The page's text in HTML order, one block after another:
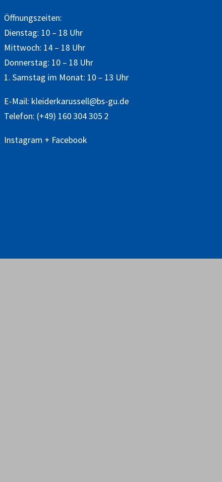
Öffnungszeiten:
Dienstag: 10 – 18 Uhr
Mittwoch: 14 – 18 Uhr
Donnerstag: 10 – 18 Uhr
1. Samstag im Monat: 10 – 13 Uhr
E-Mail: kleiderkarussell@bs-gu.de
Telefon: (+49) 160 304 305 2
Instagram + Facebook